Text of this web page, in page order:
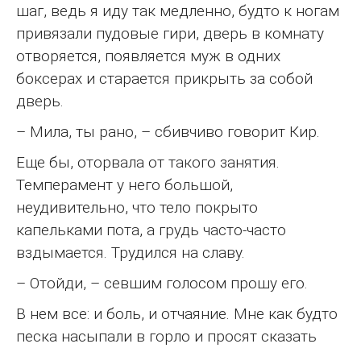
шаг, ведь я иду так медленно, будто к ногам
привязали пудовые гири, дверь в комнату
отворяется, появляется муж в одних
боксерах и старается прикрыть за собой
дверь.
– Мила, ты рано, – сбивчиво говорит Кир.
Еще бы, оторвала от такого занятия.
Темперамент у него большой,
неудивительно, что тело покрыто
капельками пота, а грудь часто-часто
вздымается. Трудился на славу.
– Отойди, – севшим голосом прошу его.
В нем все: и боль, и отчаяние. Мне как будто
песка насыпали в горло и просят сказать